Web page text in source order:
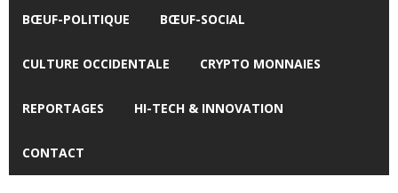
BŒUF-POLITIQUE BŒUF-SOCIAL
CULTURE OCCIDENTALE CRYPTO MONNAIES
REPORTAGES HI-TECH & INNOVATION
CONTACT